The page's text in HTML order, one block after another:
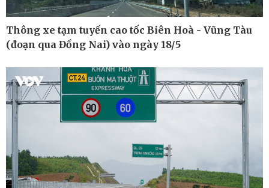
Tỷ giá
Chứng khoán
Giá cà phê
Thông xe tạm tuyến cao tốc Biên Hoà - Vũng Tàu
(đoạn qua Đồng Nai) vào ngày 18/5